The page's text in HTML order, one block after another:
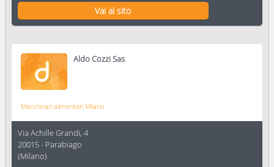
Vai al sito
Aldo Cozzi Sas
Macchinari alimentari Milano
Via Achille Grandi, 4
20015- Parabiago
(Milano)